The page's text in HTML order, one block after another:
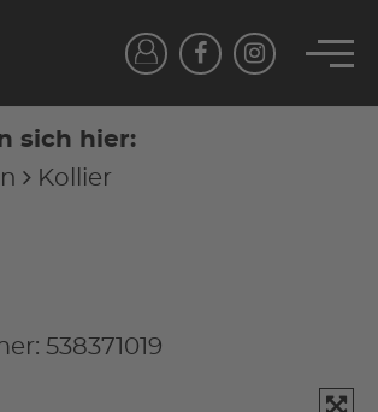
sich hier:
Kollier
538371019